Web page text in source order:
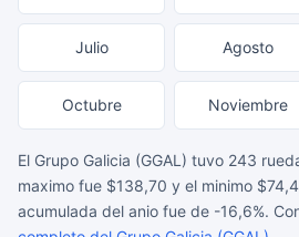
Julio Agosto
Octubre Noviembre
El Grupo Galicia (GGAL) tuvo 243
maximo fue $138,70 y el minimo
acumulada del anio fue de -16,6%.